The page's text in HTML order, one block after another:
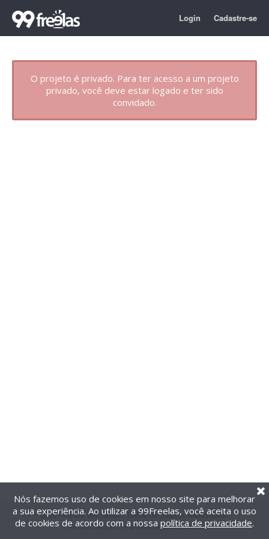
Login Cadastre-se
O projeto é privado. Para ter acesso a um projeto
privado, você deve estar logado e ter sido
convidado.
@2014-2026 99Freelas. Todos os direitos reservados.
Termos de uso| Política de privacidade
Nós fazemos uso de cookies em nosso site para melhorar
a sua experiência. Ao utilizar a 99Freelas, você aceita o uso
de cookies de acordo com a nossa política de privacidade.